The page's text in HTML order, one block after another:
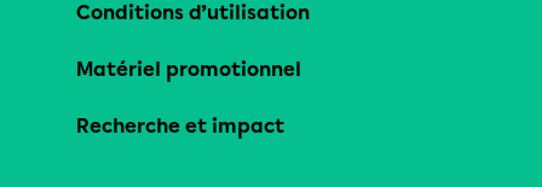
Conditions d’utilisation
Matériel promotionnel
Recherche et impact